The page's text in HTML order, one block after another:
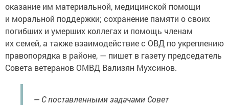
оказание им материальной, медицинской помощи
и моральной поддержки; сохранение памяти о своих
погибших и умерших коллегах и помощь членам
их семей, а также взаимодействие с ОВД по укреплению
правопорядка в районе, — пишет в газету председатель
Совета ветеранов ОМВД Вализян Мухсинов.
— С поставленными задачами Совет